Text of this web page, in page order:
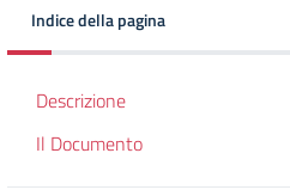
Indice della pagina
Descrizione
Il Documento